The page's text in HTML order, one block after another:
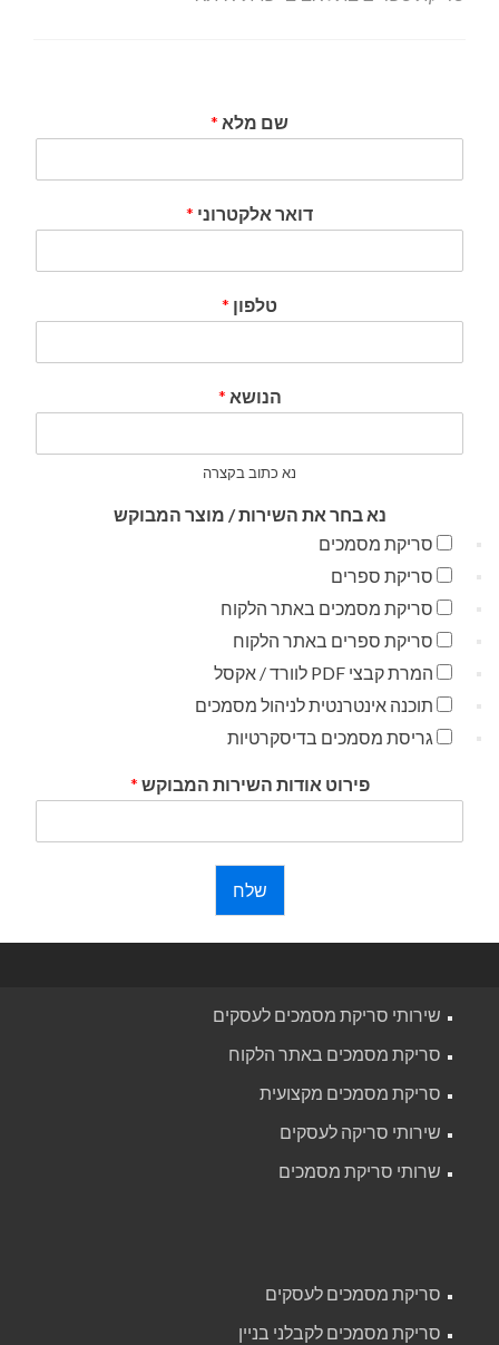
שם מלא *
דואר אלקטרוני *
טלפון *
הנושא *
נא כתוב בקצרה
נא בחר את השירות / מוצר המבוקש
סריקת מסמכים
סריקת ספרים
סריקת מסמכים באתר הלקוח
סריקת ספרים באתר הלקוח
המרת קבצי PDF לוורד / אקסל
תוכנה אינטרנטית לניהול מסמכים
גריסת מסמכים בדיסקרטיות
פירוט אודות השירות המבוקש *
שלח
שירותי סריקת מסמכים לעסקים
סריקת מסמכים באתר הלקוח
סריקת מסמכים מקצועית
שירותי סריקה לעסקים
שרותי סריקת מסמכים
סריקת מסמכים לעסקים
סריקת מסמכים לקבלני בניין